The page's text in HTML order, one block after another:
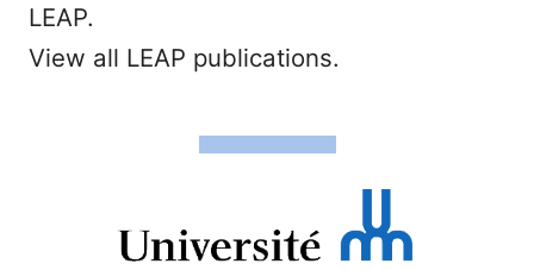
LEAP.
View all LEAP publications.